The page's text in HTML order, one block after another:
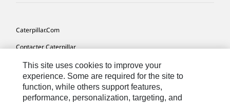
Caterpillar.com
Contacter Caterpillar
Mes Préférences Marketing
Plan Du Site
Cookie Settings
This site uses cookies to improve your
experience. Some are required for the site to
function, while others support features,
performance, personalization, targeting, and